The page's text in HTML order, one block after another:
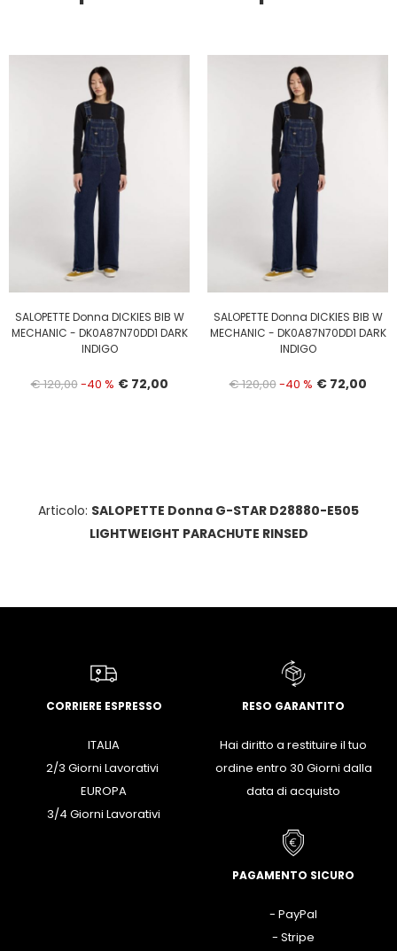
SALOPETTE Donna DICKIES BIB W
MECHANIC - DK0A87N70DD1 DARK
INDIGO
€ 120,00-40 % € 72,00
SALOPETTE Donna DICKIES BIB W
MECHANIC - DK0A87N70DD1 DARK
INDIGO
€ 120,00-40 % € 72,00
Articolo: SALOPETTE Donna G-STAR D28880-E505
LIGHTWEIGHT PARACHUTE RINSED
CORRIERE ESPRESSO
ITALIA
2/3 Giorni Lavorativi
EUROPA
3/4 Giorni Lavorativi
RESO GARANTITO
Hai diritto a restituire il tuo
ordine entro 30 Giorni dalla
data di acquisto
PAGAMENTO SICURO
- PayPal
- Stripe